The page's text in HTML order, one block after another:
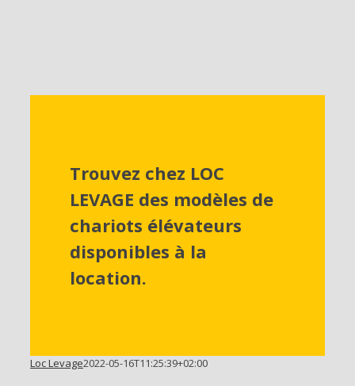
Trouvez chez LOC
LEVAGE des modèles de
chariots élévateurs
disponibles à la
location.
Loc Levage2022-05-16T11:25:39+02:00